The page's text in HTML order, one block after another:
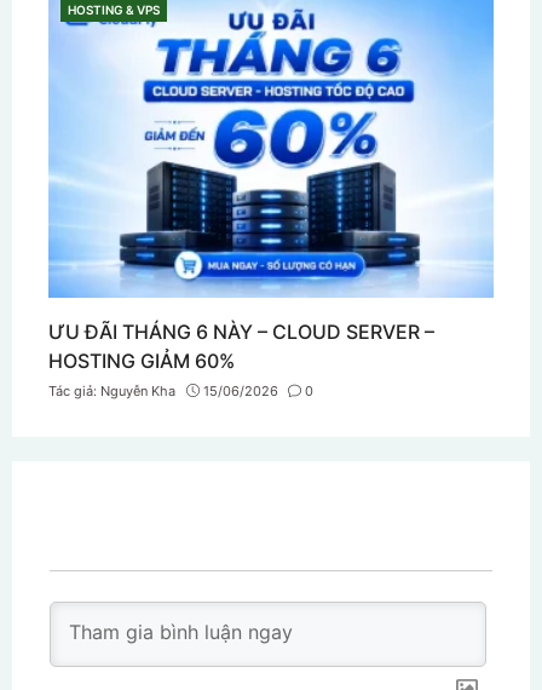
CATEGORIES
HOSTING & VPS
ƯU ĐÃI THÁNG 6 NÀY – CLOUD SERVER –
HOSTING GIẢM 60%
Tác giả: Nguyễn Kha 15/06/2026 0